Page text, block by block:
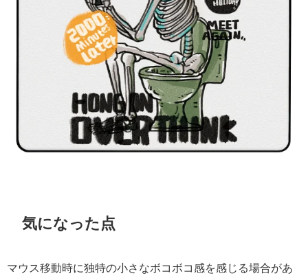
気になった点
マウス移動時に独特の小さなボコボコ感を感じる場合があ